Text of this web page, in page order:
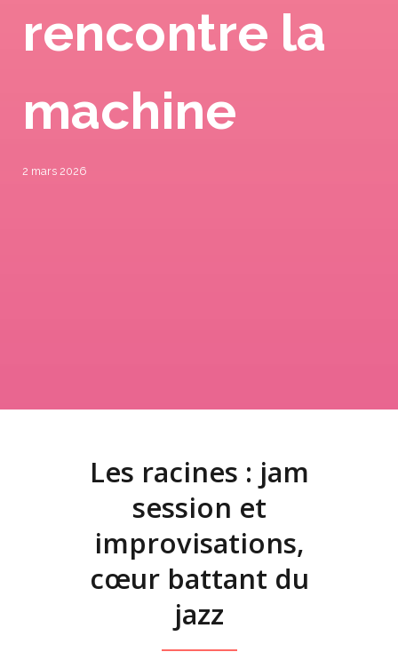
rencontre la
machine
2 mars 2026
Les racines : jam
session et
improvisations,
cœur battant du
jazz